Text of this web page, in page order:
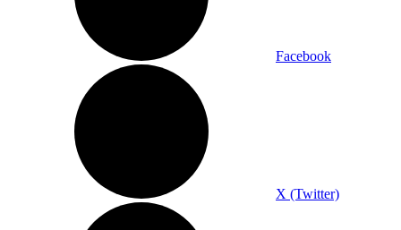
Facebook
X (Twitter)